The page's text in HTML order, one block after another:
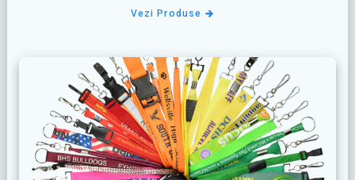
Vezi Produse